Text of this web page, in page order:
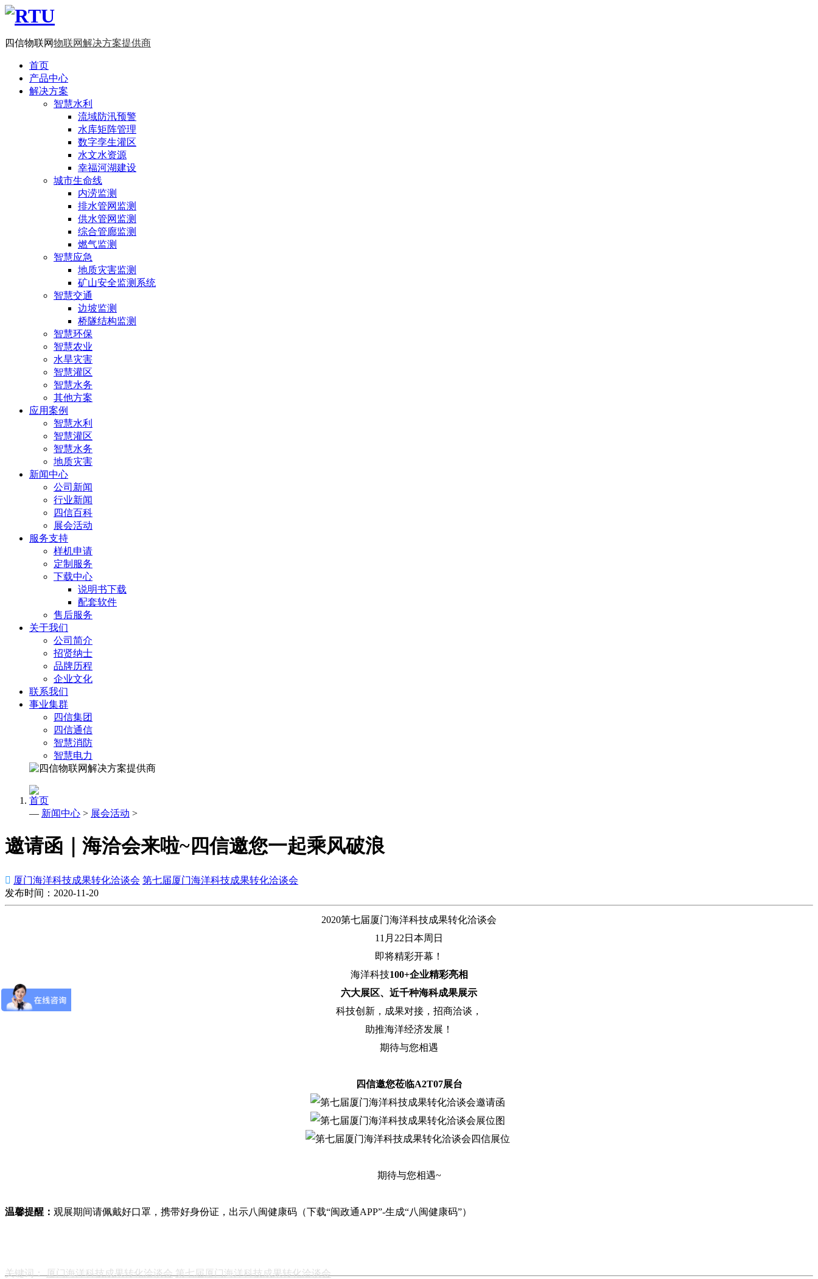
四信物联网物联网解决方案提供商
首页
产品中心
解决方案
智慧水利
流域防汛预警
水库矩阵管理
数字孪生灌区
水文水资源
幸福河湖建设
城市生命线
内涝监测
排水管网监测
供水管网监测
综合管廊监测
燃气监测
智慧应急
地质灾害监测
矿山安全监测系统
智慧交通
边坡监测
桥隧结构监测
智慧环保
智慧农业
水旱灾害
智慧灌区
智慧水务
其他方案
应用案例
智慧水利
智慧灌区
智慧水务
地质灾害
新闻中心
公司新闻
行业新闻
四信百科
展会活动
服务支持
样机申请
定制服务
下载中心
说明书下载
配套软件
售后服务
关于我们
公司简介
招贤纳士
品牌历程
企业文化
联系我们
事业集群
四信集团
四信通信
智慧消防
智慧电力
首页
— 新闻中心 > 展会活动 >
邀请函｜海洽会来啦~四信邀您一起乘风破浪
 厦门海洋科技成果转化洽谈会 第七届厦门海洋科技成果转化洽谈会
发布时间：2020-11-20
2020第七届厦门海洋科技成果转化洽谈会
11月22日本周日
即将精彩开幕！
海洋科技100+企业精彩亮相
六大展区、近千种海科成果展示
科技创新，成果对接，招商洽谈，
助推海洋经济发展！
期待与您相遇
四信邀您莅临A2T07展台
期待与您相遇~
温馨提醒： 观展期间请佩戴好口罩，携带好身份证，出示八闽健康码（下载“闽政通APP”-生成“八闽健康码”）
关键词：厦门海洋科技成果转化洽谈会 第七届厦门海洋科技成果转化洽谈会